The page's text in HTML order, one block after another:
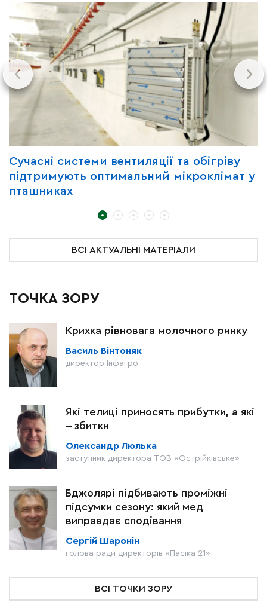
Сучасні системи вентиляції та обігріву
підтримують оптимальний мікроклімат у
пташниках
ВСІ АКТУАЛЬНІ МАТЕРІАЛИ
ТОЧКА ЗОРУ
Крихка рівновага молочного ринку
Василь Вінтоняк
директор Інфагро
Які телиці приносять прибутки, а які
‒ збитки
Олександр Люлька
заступник директора ТОВ «Острійківське»
Бджолярі підбивають проміжні
підсумки сезону: який мед
виправдає сподівання
Сергій Шаронін
голова ради директорів «Пасіка 21»
ВСІ ТОЧКИ ЗОРУ